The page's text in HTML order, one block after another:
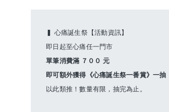
▍ 心痛誕生祭【活動資訊】
即日起至心痛任一門市
單筆消費滿 ７００ 元
即可額外獲得《心痛誕生祭一番賞》一抽
以此類推！數量有限，抽完為止。